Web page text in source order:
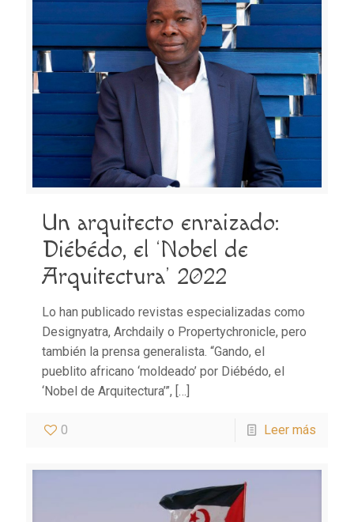
Un arquitecto enraizado:
Diébédo, el ‘Nobel de
Arquitectura’ 2022
Lo han publicado revistas especializadas como
Designyatra, Archdaily o Propertychronicle, pero
también la prensa generalista. “Gando, el
pueblito africano ‘moldeado’ por Diébédo, el
‘Nobel de Arquitectura’”, […]
0 Leer más